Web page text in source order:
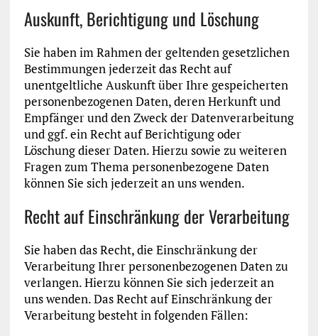
Auskunft, Berichtigung und Löschung
Sie haben im Rahmen der geltenden gesetzlichen
Bestimmungen jederzeit das Recht auf
unentgeltliche Auskunft über Ihre gespeicherten
personenbezogenen Daten, deren Herkunft und
Empfänger und den Zweck der Datenverarbeitung
und ggf. ein Recht auf Berichtigung oder
Löschung dieser Daten. Hierzu sowie zu weiteren
Fragen zum Thema personenbezogene Daten
können Sie sich jederzeit an uns wenden.
Recht auf Einschränkung der Verarbeitung
Sie haben das Recht, die Einschränkung der
Verarbeitung Ihrer personenbezogenen Daten zu
verlangen. Hierzu können Sie sich jederzeit an
uns wenden. Das Recht auf Einschränkung der
Verarbeitung besteht in folgenden Fällen: